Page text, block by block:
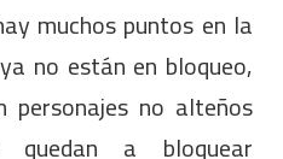
muchos puntos en la
no están en bloqueo,
personajes no alteños
a bloquear